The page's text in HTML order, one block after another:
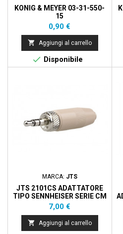
KONIG & MEYER 03-31-550-
15
Prezzo
0,90 €
 Aggiungi al carrello
 Disponibile
MARCA: JTS
JTS 2101CS ADATTATORE
TIPO SENNHEISER SERIE CM
Prezzo
7,00 €
 Aggiungi al carrello